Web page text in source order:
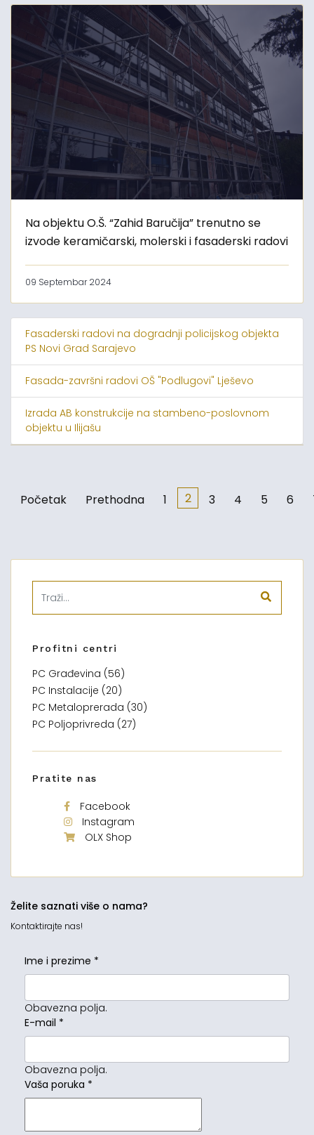
Na objektu O.Š. “Zahid Baručija” trenutno se
izvode keramičarski, molerski i fasaderski radovi
09 Septembar 2024
Fasaderski radovi na dogradnji policijskog objekta
PS Novi Grad Sarajevo
Fasada-završni radovi OŠ "Podlugovi" Lješevo
Izrada AB konstrukcije na stambeno-poslovnom
objektu u Ilijašu
Početak Prethodna 1 2 3 4 5 6
Profitni centri
PC Građevina (56)
PC Instalacije (20)
PC Metaloprerada (30)
PC Poljoprivreda (27)
Pratite nas
Facebook
Instagram
OLX Shop
Želite saznati više o nama?
Kontaktirajte nas!
Ime i prezime *
Obavezna polja.
E-mail *
Obavezna polja.
Vaša poruka *